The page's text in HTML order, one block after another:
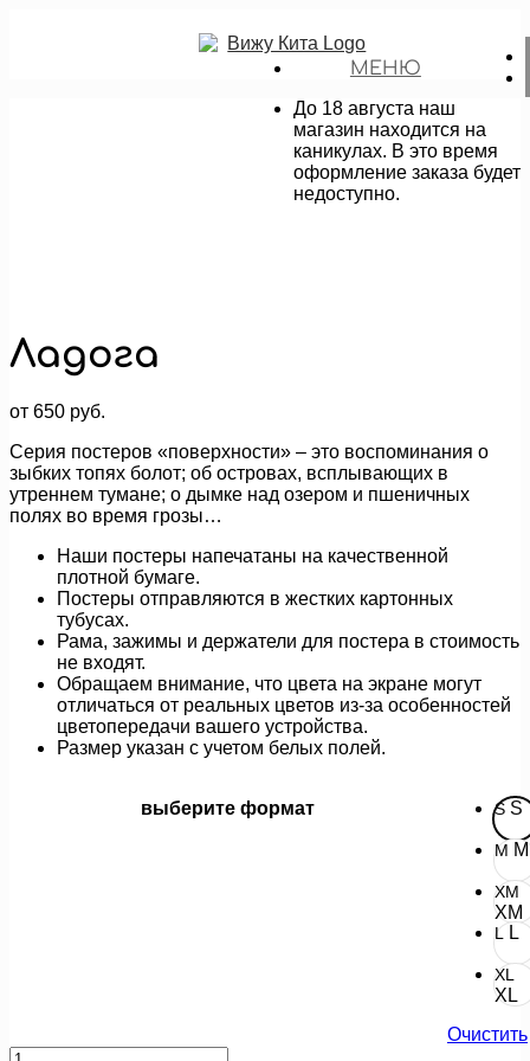
МЕНЮ
До 18 августа наш
магазин находится на
каникулах. В это время
оформление заказа будет
недоступно.
Ладога
от 650 руб.
Серия постеров «поверхности» – это воспоминания о
зыбких топях болот; об островах, всплывающих в
утреннем тумане; о дымке над озером и пшеничных
полях во время грозы…
Наши постеры напечатаны на качественной
плотной бумаге.
Постеры отправляются в жестких картонных
тубусах.
Рама, зажимы и держатели для постера в стоимость
не входят.
Обращаем внимание, что цвета на экране могут
отличаться от реальных цветов из-за особенностей
цветопередачи вашего устройства.
Размер указан с учетом белых полей.
выберите формат S S
M M
XM
XM
L L
XL
XL
Очистить
Количество